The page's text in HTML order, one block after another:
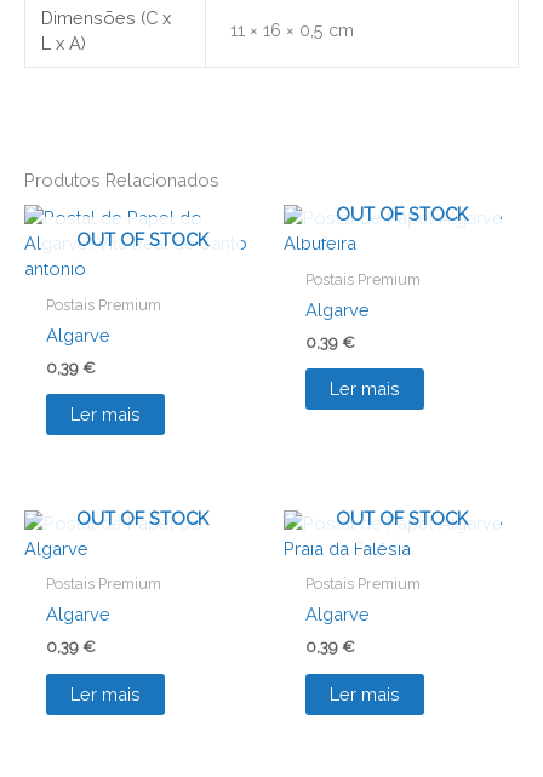
Dimensões (C x
L x A)
11 × 16 × 0,5 cm
Produtos Relacionados
OUT OF STOCK
Postais Premium
Algarve
0,39 €
Ler mais
OUT OF STOCK
Postais Premium
Algarve
0,39 €
Ler mais
OUT OF STOCK
Postais Premium
Algarve
0,39 €
Ler mais
OUT OF STOCK
Postais Premium
Algarve
0,39 €
Ler mais